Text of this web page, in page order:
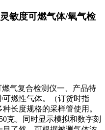
敏度可燃气体/氧气检
燃气复合检测仪一、产品特
可燃性气体。（订货时指
长度规格的采样管使用。
克。同时显示模拟和数字刻